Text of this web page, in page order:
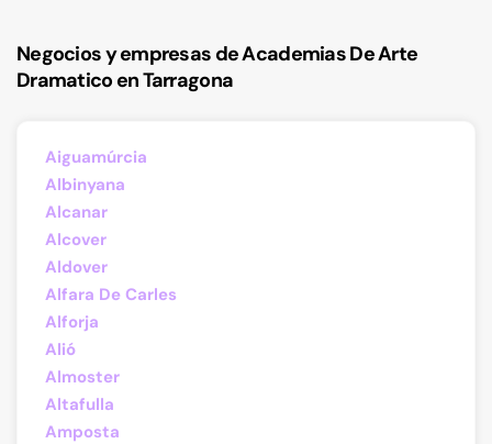
Negocios y empresas de Academias De Arte
Dramatico en Tarragona
Aiguamúrcia
Albinyana
Alcanar
Alcover
Aldover
Alfara De Carles
Alforja
Alió
Almoster
Altafulla
Amposta